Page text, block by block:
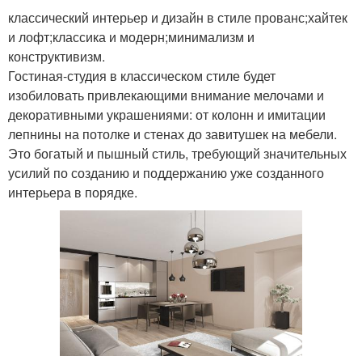
классический интерьер и дизайн в стиле прованс;хайтек
и лофт;классика и модерн;минимализм и
конструктивизм.
Гостиная-студия в классическом стиле будет
изобиловать привлекающими внимание мелочами и
декоративными украшениями: от колонн и имитации
лепнины на потолке и стенах до завитушек на мебели.
Это богатый и пышный стиль, требующий значительных
усилий по созданию и поддержанию уже созданного
интерьера в порядке.